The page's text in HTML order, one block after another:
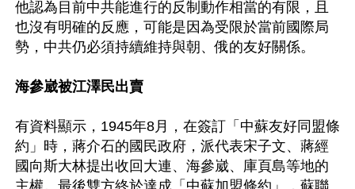
他認為目前中共能進行的反制動作相當的有限，且
也沒有明確的反應，可能是因為受限於當前國際局
勢，中共仍必須持續維持與朝、俄的友好關係。
海參崴被江澤民出賣
有資料顯示，1945年8月，在簽訂「中蘇友好同盟條
約」時，蔣介石的國民政府，派代表宋子文、蔣經
國向斯大林提出收回大連、海參崴、庫頁島等地的
主權。最後雙方終於達成「中蘇加盟條約」，蘇聯